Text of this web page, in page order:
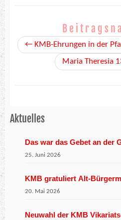
← KMB-Ehrungen in der
Maria Theresia
Aktuelles
Das war das Gebet an der
25. Juni 2026
KMB gratuliert Alt-
20. Mai 2026
Neuwahl der KMB